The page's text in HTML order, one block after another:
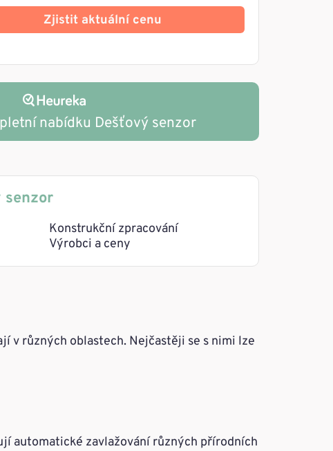
Zjistit aktuální cenu
nabídku Dešťový senzor
Konstrukční zpracování
Výrobci a ceny
v různých oblastech. Nejčastěji se s nimi lze
automatické zavlažování různých přírodních